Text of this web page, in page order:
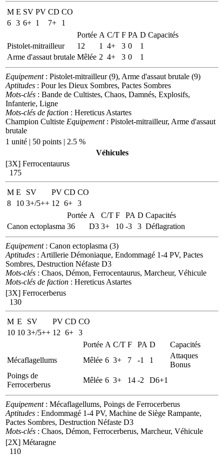
M E SV PV CD CO
6 3 6+ 1 7+
1
Portée A C/T F PA D Capacités
Pistolet-mitrailleur
12 1 4+ 3 0
1
Arme d'assaut brutale Mêlée 2 4+ 3 0 1
Equipement: Pistolet-mitrailleur (9), Arme d'assaut brutale (9)
Aptitudes : Pour les Dieux Sombres, Pactes Sombres
Mots-clés : Bande de Cultistes, Chaos, Damnés, Explosifs,
Infanterie, Ligne
Mots-clés de faction : Hereticus Astartes
Champion Cultiste Equipement: Pistolet-mitrailleur, Arme d'assaut
brutale
1 unité | 50 points | 2.5 %
Véhicules
[3X] Ferrocentaurus
175
M E SV PV CD CO
8
10 3+/5++ 12 6+ 3
Portée A C/T F PA D Capacités
Canon ectoplasma 36 D3 3+ 10 -3 3 Déflagration
Equipement: Canon ectoplasma (3)
Aptitudes : Artillerie Démoniaque, Endommagé 1-4 PV, Pactes
Sombres, Destruction Néfaste D3
Mots-clés : Chaos, Démon, Ferrocentaurus, Marcheur, Véhicule
Mots-clés de faction : Hereticus Astartes
[3X] Ferrocerberus
130
M E SV PV CD CO
10 10 3+/5++ 12 6+ 3
Portée A C/T F PA D
Capacités
Mécaflagellums
Mêlée 6 3+ 7 -1 1
Attaques
Bonus
Poings de
Ferrocerberus
Mêlée 6 3+ 14 -2 D6+1
Equipement: Mécaflagellums, Poings de Ferrocerberus
Aptitudes : Endommagé 1-4 PV, Machine de Siège Rampante,
Pactes Sombres, Destruction Néfaste D3
Mots-clés : Chaos, Démon, Ferrocerberus, Marcheur, Véhicule
[2X] Métaragne
110